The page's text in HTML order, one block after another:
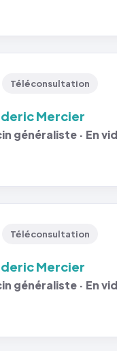
Téléconsultation
Mercier
généraliste · En
Téléconsultation
Mercier
généraliste · En